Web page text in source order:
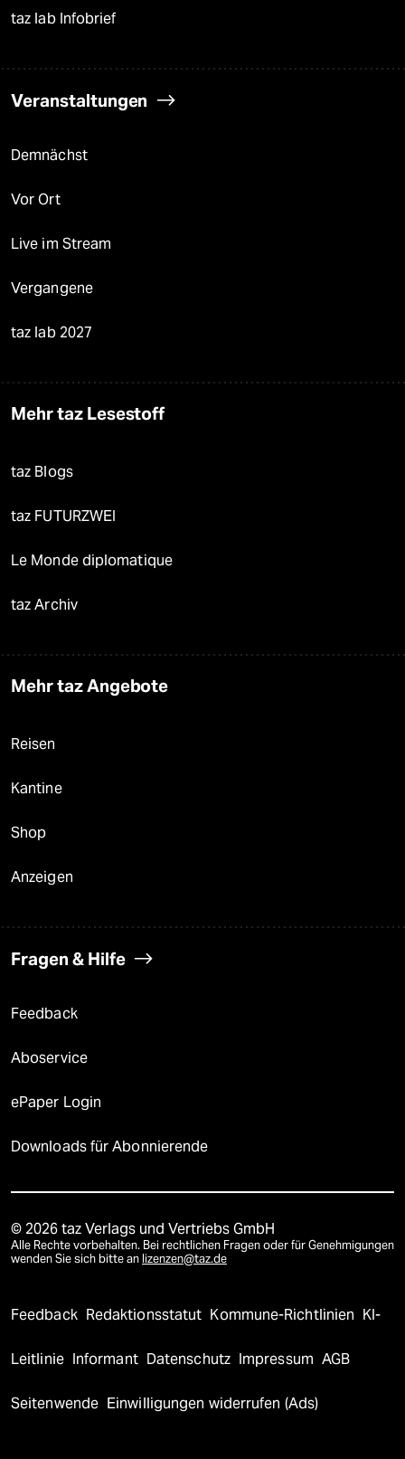
taz lab Infobrief
Veranstaltungen
Demnächst
Vor Ort
Live im Stream
Vergangene
taz lab 2027
Mehr taz Lesestoff
taz Blogs
taz FUTURZWEI
Le Monde diplomatique
taz Archiv
Mehr taz Angebote
Reisen
Kantine
Shop
Anzeigen
Fragen & Hilfe
Feedback
Aboservice
ePaper Login
Downloads für Abonnierende
© 2026 taz Verlags und Vertriebs GmbH
Alle Rechte vorbehalten. Bei rechtlichen Fragen oder für Genehmigungen
wenden Sie sich bitte an lizenzen@taz.de
Feedback Redaktionsstatut Kommune-Richtlinien KI-
Leitlinie Informant Datenschutz Impressum AGB
Seitenwende Einwilligungen widerrufen (Ads)